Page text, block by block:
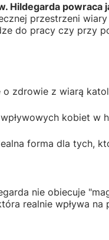
Hildegarda powraca
przestrzeni
do pracy czy przy
o zdrowie z wiarą
kobiet w
forma dla tych,
nie obiecuje
realnie wpływa